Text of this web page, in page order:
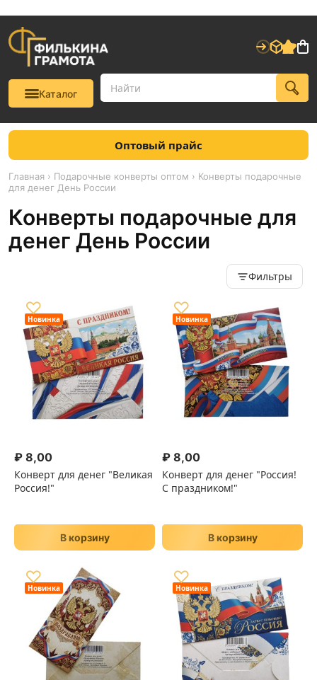
Каталог
Оптовый прайс
Главная › Подарочные конверты оптом › Конверты подарочные
для денег День России
Конверты подарочные для
денег День России
Фильтры
Новинка
₽ 8,00
Конверт для денег "Великая
Россия!"
♡
В корзину
Новинка
₽ 8,00
Конверт для денег "Россия!
С праздником!"
♡
В корзину
Новинка
♡ Новинка
♡